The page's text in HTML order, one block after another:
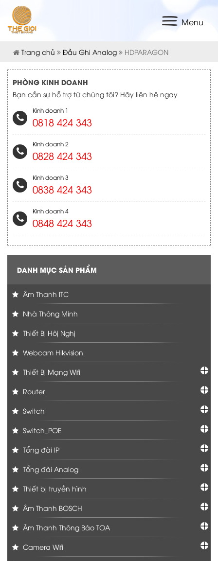
Menu
Trang chủ Đầu Ghi Analog HDPARAGON
PHÒNG KINH DOANH
Bạn cần sự hỗ trợ từ chúng tôi? Hãy liên hệ ngay
Kinh doanh 1
0818 424 343
Kinh doanh 2
0828 424 343
Kinh doanh 3
0838 424 343
Kinh doanh 4
0848 424 343
DANH MỤC SẢN PHẨM
Âm Thanh ITC
Nhà Thông Minh
Thiết Bị Hôị Nghị
Webcam Hikvision
Thiết Bị Mạng Wifi
Router
Switch
Switch_POE
Tổng đài IP
Tổng đài Analog
Thiết bị truyền hình
Âm Thanh BOSCH
Âm Thanh Thông Báo TOA
Camera Wifi